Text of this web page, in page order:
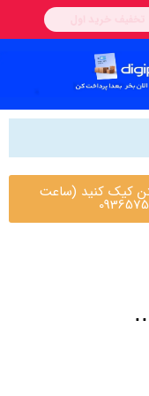
کیک کنید (ساعت